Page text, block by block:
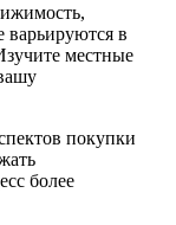
в
местные
покупки
более